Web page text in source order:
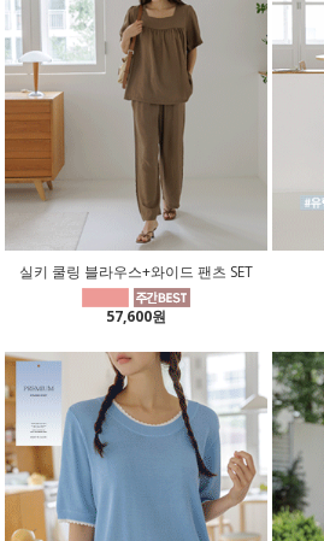
실키 쿨링 블라우스+와이드 팬츠 SET
57,600원